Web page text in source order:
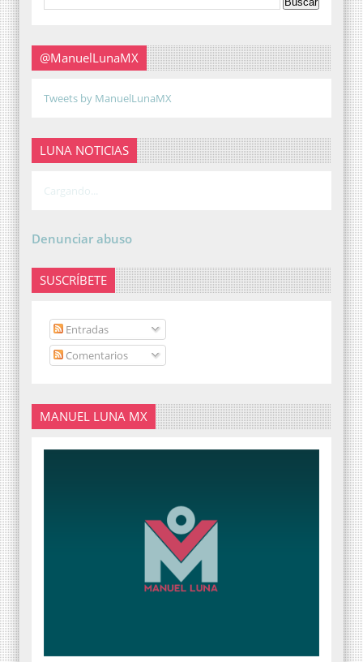
@ManuelLunaMX
Tweets by ManuelLunaMX
LUNA NOTICIAS
Cargando...
Denunciar abuso
SUSCRÍBETE
Entradas
Comentarios
MANUEL LUNA MX